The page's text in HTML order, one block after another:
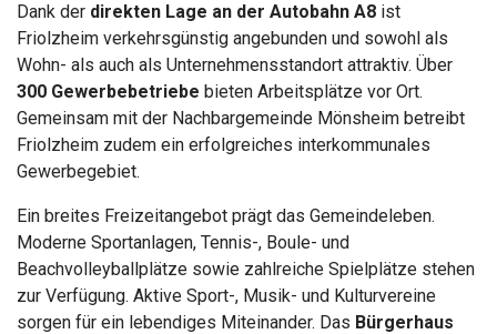
Dank der direkten Lage an der Autobahn A8 ist
Friolzheim verkehrsgünstig angebunden und sowohl als
Wohn- als auch als Unternehmensstandort attraktiv. Über
300 Gewerbebetriebe bieten Arbeitsplätze vor Ort.
Gemeinsam mit der Nachbargemeinde Mönsheim betreibt
Friolzheim zudem ein erfolgreiches interkommunales
Gewerbegebiet.
Ein breites Freizeitangebot prägt das Gemeindeleben.
Moderne Sportanlagen, Tennis-, Boule- und
Beachvolleyballplätze sowie zahlreiche Spielplätze stehen
zur Verfügung. Aktive Sport-, Musik- und Kulturvereine
sorgen für ein lebendiges Miteinander. Das Bürgerhaus